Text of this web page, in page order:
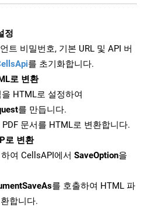
정
트 비밀번호, 기본 URL 및 API 버
를 초기화합니다.
로 변환
HTML로 설정하여
를 만듭니다.
문서를 HTML로 변환합니다.
로 변환
여 CellsAPI에서 SaveOption을
를 호출하여 HTML 파
합니다.